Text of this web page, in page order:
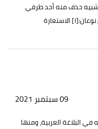
تشبيه حذف منه أحد طرفي
التشبيه؛ (المشبه أو المشبه به)، وهي نوعان:[١] الاستعارة
09 سبتمبر 2021
في البلاغة العربية، ومنها